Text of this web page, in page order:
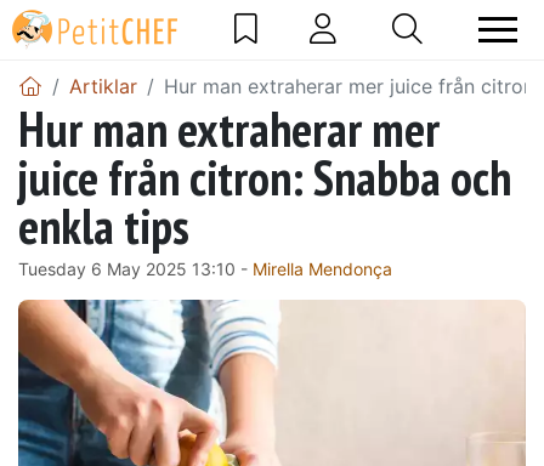
Artiklar Hur man extraherar mer juice från
Hur man extraherar mer
juice från citron: Snabba och
enkla tips
Tuesday 6 May 2025 13:10 - Mirella Mendonça